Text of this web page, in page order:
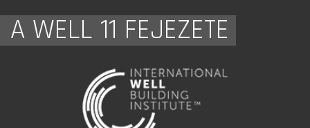
A WELL 11 FEJEZETE